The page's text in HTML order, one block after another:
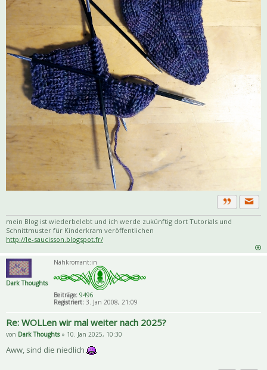
Zitat
mein Blog ist wiederbelebt und ich werde zukünftig dort Tutorials und
Schnittmuster für Kinderkram veröffentlichen
http://le-saucisson.blogspot.fr/
Dark Thoughts
Nähkromant:in
Beiträge: 9496
Registriert: 3. Jan 2008, 21:09
Re: WOLLen wir mal weiter nach 2025?
von Dark Thoughts» 10. Jan 2025, 10:30
Aww, sind die niedlich